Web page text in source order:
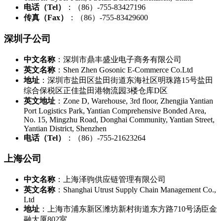
电话（Tel）
：（86）-755-83427196
传真（Fax）
：（86）-755-83429600
深圳子公司
中文名称：深圳市鼎丰盛业电子商务有限公司
英文名称：Shen Zhen Gosonic E-Commerce Co.Ltd
地址 ：深圳市盐田区盐田街道东海社区明珠路15号盐田
综合保税区正佳盐田港物流园3楼仓库D区
英文地址 ：Zone D, Warehouse, 3rd floor, Zhengjia Yantian
Port Logistics Park, Yantian Comprehensive Bonded Area,
No. 15, Mingzhu Road, Donghai Community, Yantian Street,
Yantian District, Shenzhen
电话（Tel）
：（86）-755-21623264
上海公司
中文名称：上海泽驹供应链管理有限公司
英文名称：Shanghai Utrust Supply Chain Management Co.,
Ltd
地址 ：上海市浦东新区潍坊新村街道东方路710号汤臣金